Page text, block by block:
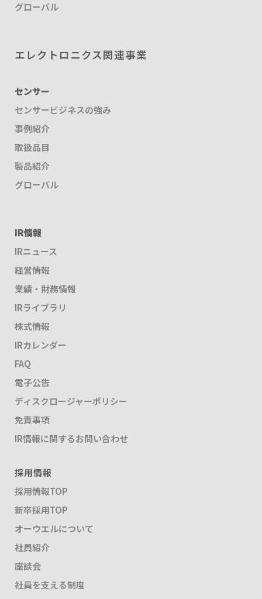
グローバル
エレクトロニクス関連事業
センサー
センサービジネスの強み
事例紹介
取扱品目
製品紹介
グローバル
IR情報
IRニュース
経営情報
業績・財務情報
IRライブラリ
株式情報
IRカレンダー
FAQ
電子公告
ディスクロージャーポリシー
免責事項
IR情報に関するお問い合わせ
採用情報
採用情報TOP
新卒採用TOP
オーウエルについて
社員紹介
座談会
社員を支える制度